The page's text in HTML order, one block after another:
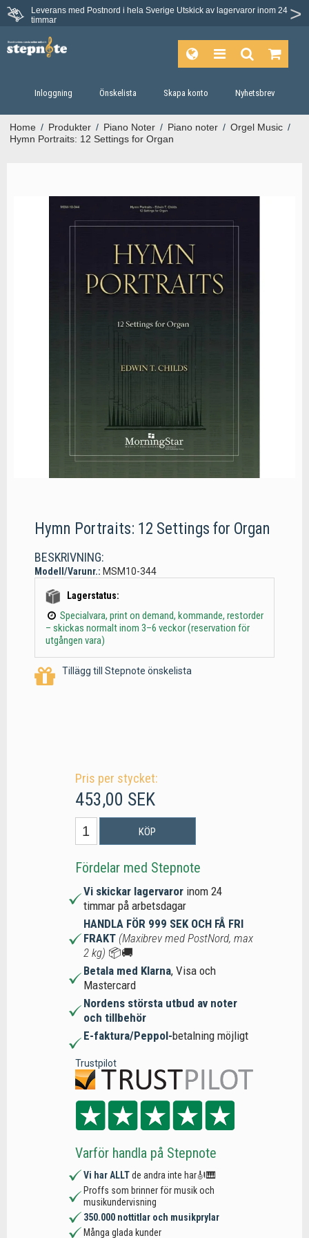
Leverans med Postnord i hela Sverige Utskick av lagervaror inom 24
timmar
Inloggning Önskelista Skapa konto Nyhetsbrev
Home / Produkter / Piano Noter / Piano noter / Orgel Music /
Hymn Portraits: 12 Settings for Organ
Hymn Portraits: 12 Settings for Organ
BESKRIVNING:
Modell/Varunr.: MSM10-344
Lagerstatus:
Specialvara, print on demand, kommande, restorder
– skickas normalt inom 3–6 veckor (reservation för
utgången vara)
Tillägg till Stepnote önskelista
Pris per stycket:
453,00 SEK
KÖP
Fördelar med Stepnote
Vi skickar lagervaror inom 24
timmar på arbetsdagar
HANDLA FÖR 999 SEK OCH FÅ FRI
FRAKT (Maxibrev med PostNord, max
2 kg) 📦🚚
Betala med Klarna, Visa och
Mastercard
Nordens största utbud av noter
och tillbehör
E-faktura/Peppol-betalning möjligt
Trustpilot
Varför handla på Stepnote
Vi har ALLTde andra inte har🎻🎹
Proffs som brinner för musik och
musikundervisning
350.000 nottitlar och musikprylar
Många glada kunder